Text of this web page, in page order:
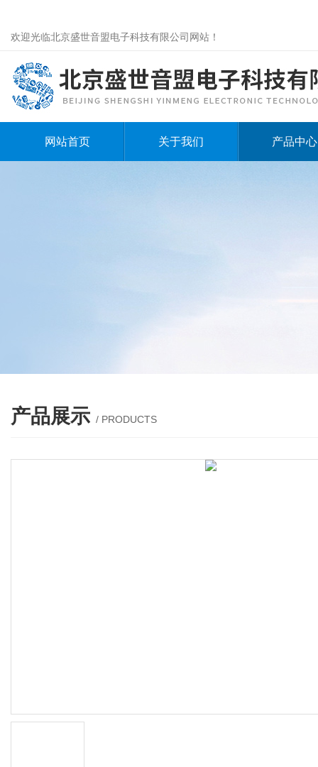
欢迎光临北京盛世音盟电子科技有限公司网站！
网站首页 关于我们 产品中心
产品展示 / PRODUCTS